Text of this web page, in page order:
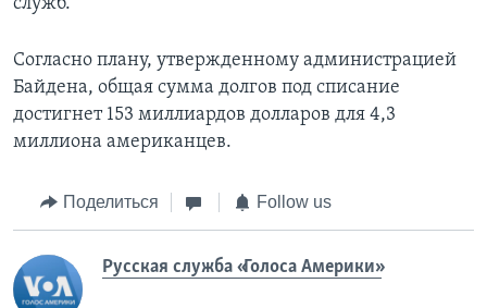
служб.
Согласно плану, утвержденному администрацией
Байдена, общая сумма долгов под списание
достигнет 153 миллиардов долларов для 4,3
миллиона американцев.
Поделиться Follow us
Русская служба «Голоса Америки»